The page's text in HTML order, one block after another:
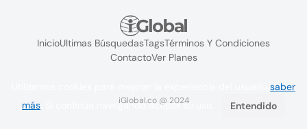
InicioUltimas BúsquedasTagsTérminos Y Condiciones
ContactoVer Planes
iGlobal.co @ 2024
saber
más . Si continúa navegando acepta su uso. Entendido